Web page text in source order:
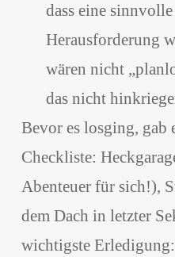
dass eine
Herausforderung
wären nicht
das nicht
Bevor es losging, gab
Checkliste:
Abenteuer für sich!),
dem Dach in letzter
wichtigste